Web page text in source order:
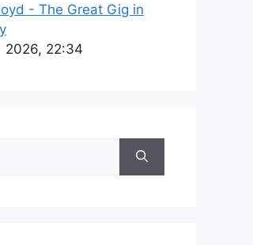
- The Great Gig in
2026, 22:34